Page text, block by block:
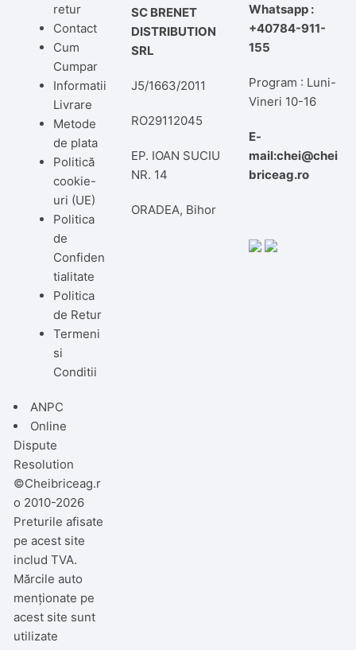
retur
Contact
Cum
Cumpar
Informatii
Livrare
Metode
de plata
Politică
cookie-
uri (UE)
Politica
de
Confiden
tialitate
Politica
de Retur
Termeni
si
Conditii
ANPC
Online
Dispute
Resolution
SC BRENET
DISTRIBUTION
SRL
J5/1663/2011
RO29112045
EP. IOAN SUCIU
NR. 14
ORADEA, Bihor
Whatsapp :
+40784-911-
155
Program : Luni-
Vineri 10-16
E-
mail:chei@chei
briceag.ro
©Cheibriceag.r
o 2010-2026
Preturile afisate
pe acest site
includ TVA.
Mărcile auto
menționate pe
acest site sunt
utilizate